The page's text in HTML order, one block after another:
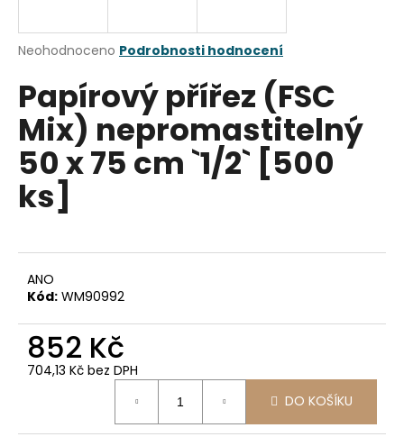
Průměrné
produktu
je
0,0
5
hvězdiček.
Neohodnoceno Podrobnosti hodnocení
Papírový přířez (FSC
Mix) nepromastitelný
50 x 75 cm `1/2` [500
ks]
ANO
Kód: WM90992
852 Kč
704,13 Kč bez DPH
DO KOŠÍKU
j
t
?
D
o
p
o